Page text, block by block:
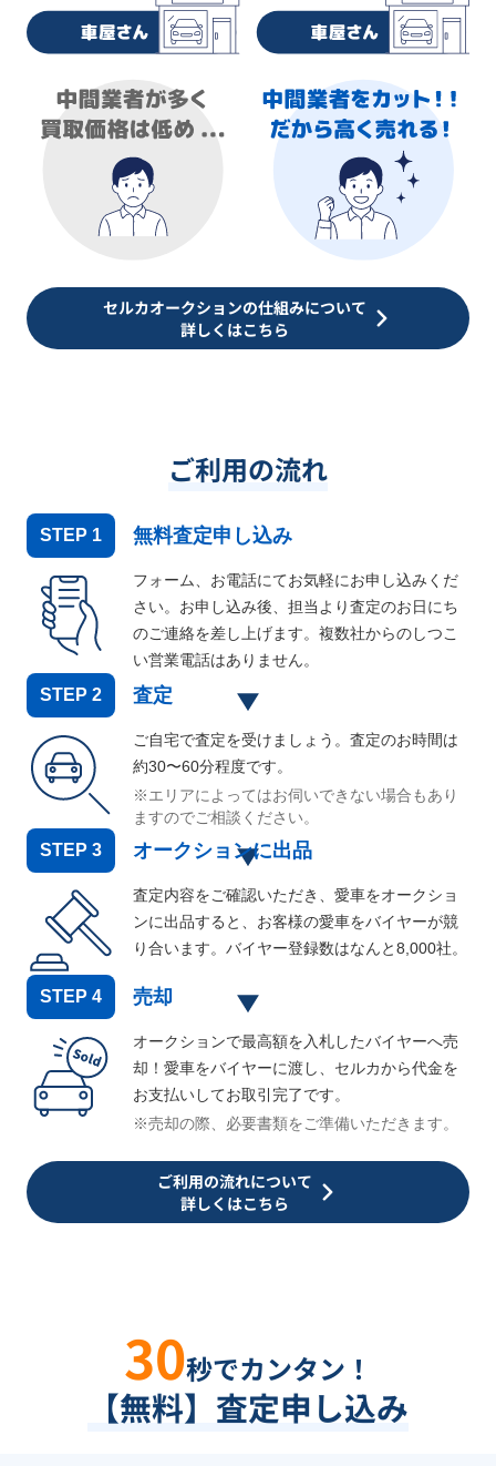
セルカオークションの仕組みについて
詳しくはこちら
ご利用の流れ
STEP 1 無料査定申し込み
フォーム、お電話にてお気軽にお申し込みくだ
さい。お申し込み後、担当より査定のお日にち
のご連絡を差し上げます。複数社からのしつこ
い営業電話はありません。
STEP 2 査定
ご自宅で査定を受けましょう。査定のお時間は
約30〜60分程度です。
※エリアによってはお伺いできない場合もあり
ますのでご相談ください。
STEP 3 オークションに出品
査定内容をご確認いただき、愛車をオークショ
ンに出品すると、お客様の愛車をバイヤーが競
り合います。バイヤー登録数はなんと8,000社。
STEP 4 売却
オークションで最高額を入札したバイヤーへ売
却！愛車をバイヤーに渡し、セルカから代金を
お支払いしてお取引完了です。
※売却の際、必要書類をご準備いただきます。
ご利用の流れについて
詳しくはこちら
30秒でカンタン！
【無料】査定申し込み